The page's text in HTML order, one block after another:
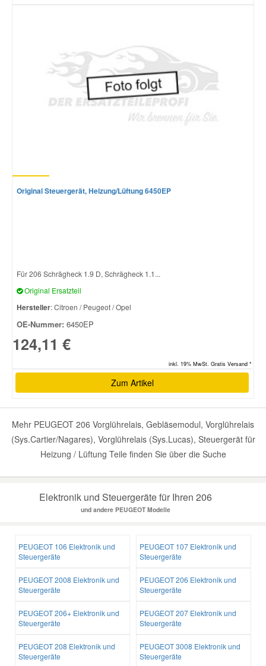
Original Steuergerät, Heizung/Lüftung 6450EP
Für 206 Schrägheck 1.9 D, Schrägheck 1.1...
Original Ersatzteil
Hersteller: Citroen / Peugeot / Opel
OE-Nummer: 6450EP
124,11 €
inkl. 19% MwSt. Gratis Versand *
Zum Artikel
Mehr PEUGEOT 206 Vorglührelais, Gebläsemodul, Vorglührelais
(Sys.Cartier/Nagares), Vorglührelais (Sys.Lucas), Steuergerät für
Heizung / Lüftung Teile finden Sie über die Suche
Elektronik und Steuergeräte für Ihren 206
und andere PEUGEOT Modelle
PEUGEOT 106 Elektronik und
Steuergeräte
PEUGEOT 107 Elektronik und
Steuergeräte
PEUGEOT 2008 Elektronik und
Steuergeräte
PEUGEOT 206 Elektronik und
Steuergeräte
PEUGEOT 206+ Elektronik und
Steuergeräte
PEUGEOT 207 Elektronik und
Steuergeräte
PEUGEOT 208 Elektronik und
Steuergeräte
PEUGEOT 3008 Elektronik und
Steuergeräte